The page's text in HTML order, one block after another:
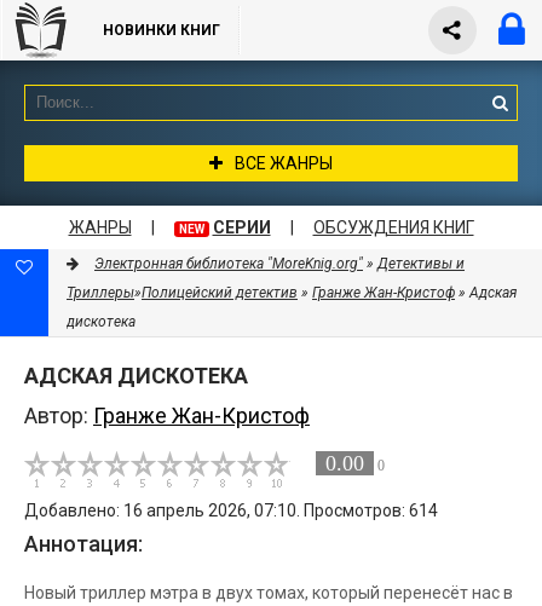
НОВИНКИ КНИГ
ВСЕ ЖАНРЫ
ЖАНРЫ NEW СЕРИИ ОБСУЖДЕНИЯ КНИГ
Электронная библиотека "MoreKnig.org" »Детективы и
Триллеры»Полицейский детектив » Гранже Жан-Кристоф » Адская
дискотека
АДСКАЯ ДИСКОТЕКА
Автор: Гранже Жан-Кристоф
0.00 0
Добавлено: 16 апрель 2026, 07:10. Просмотров: 614
Аннотация:
Новый триллер мэтра в двух томах, который перенесёт нас в